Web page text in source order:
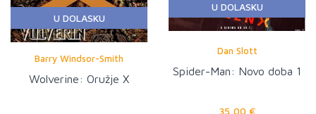
U DOLASKU
Barry Windsor-Smith
Wolverine: Oružje X
U DOLASKU
Dan Slott
Spider-Man: Novo doba 1
35,00 €